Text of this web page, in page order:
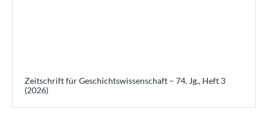
Zeitschrift für Geschichtswissenschaft – 74. Jg., Heft 3
(2026)